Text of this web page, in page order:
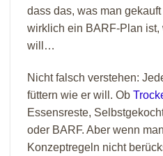
dass das, was man
wirklich ein BARF-Plan ist,
will…
Nicht falsch verstehen:
füttern wie er will. Ob
Essensreste,
oder BARF. Aber wenn
Konzeptregeln nicht